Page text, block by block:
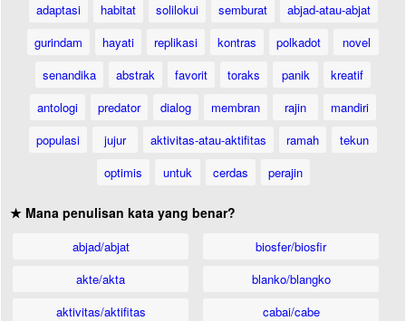
adaptasi
habitat solilokui semburat
abjad-atau-abjat
gurindam
hayati replikasi kontras polkadot
novel
senandika
abstrak favorit toraks panik
kreatif
antologi
predator dialog membran rajin
mandiri
populasi
jujur aktivitas-atau-aktifitas ramah
tekun
optimis
untuk cerdas perajin
★ Mana penulisan kata yang benar?
abjad/abjat
akte/akta
aktivitas/aktifitas
biosfer/biosfir
blanko/blangko
cabai/cabe